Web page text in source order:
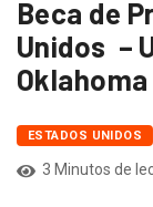
Beca de
Unidos –
Oklahoma
ESTADOS UNIDOS
3 Minutos de